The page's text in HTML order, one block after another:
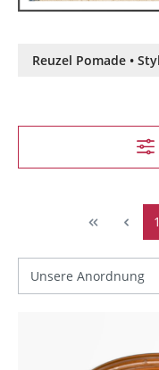
Reuzel Pomade •
1